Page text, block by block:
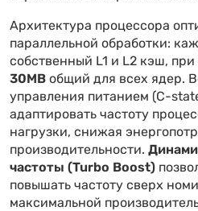
Архитектура процессора
параллельной обработки:
собственный L1 и L2 кэш, при
30MBобщий для всех ядер.
управления питанием (C-
адаптировать частоту
нагрузки, снижая
производительности.
частоты (Turbo Boost)
повышать частоту сверх
максимальной